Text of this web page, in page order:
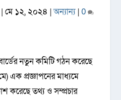
মে ১২, ২০২৪ |অন্যান্য| 0
নতুন কমিটি গঠন করেছে
এক প্রজ্ঞাপনের মাধ্যমে
করেছে তথ্য ও সম্প্রচার